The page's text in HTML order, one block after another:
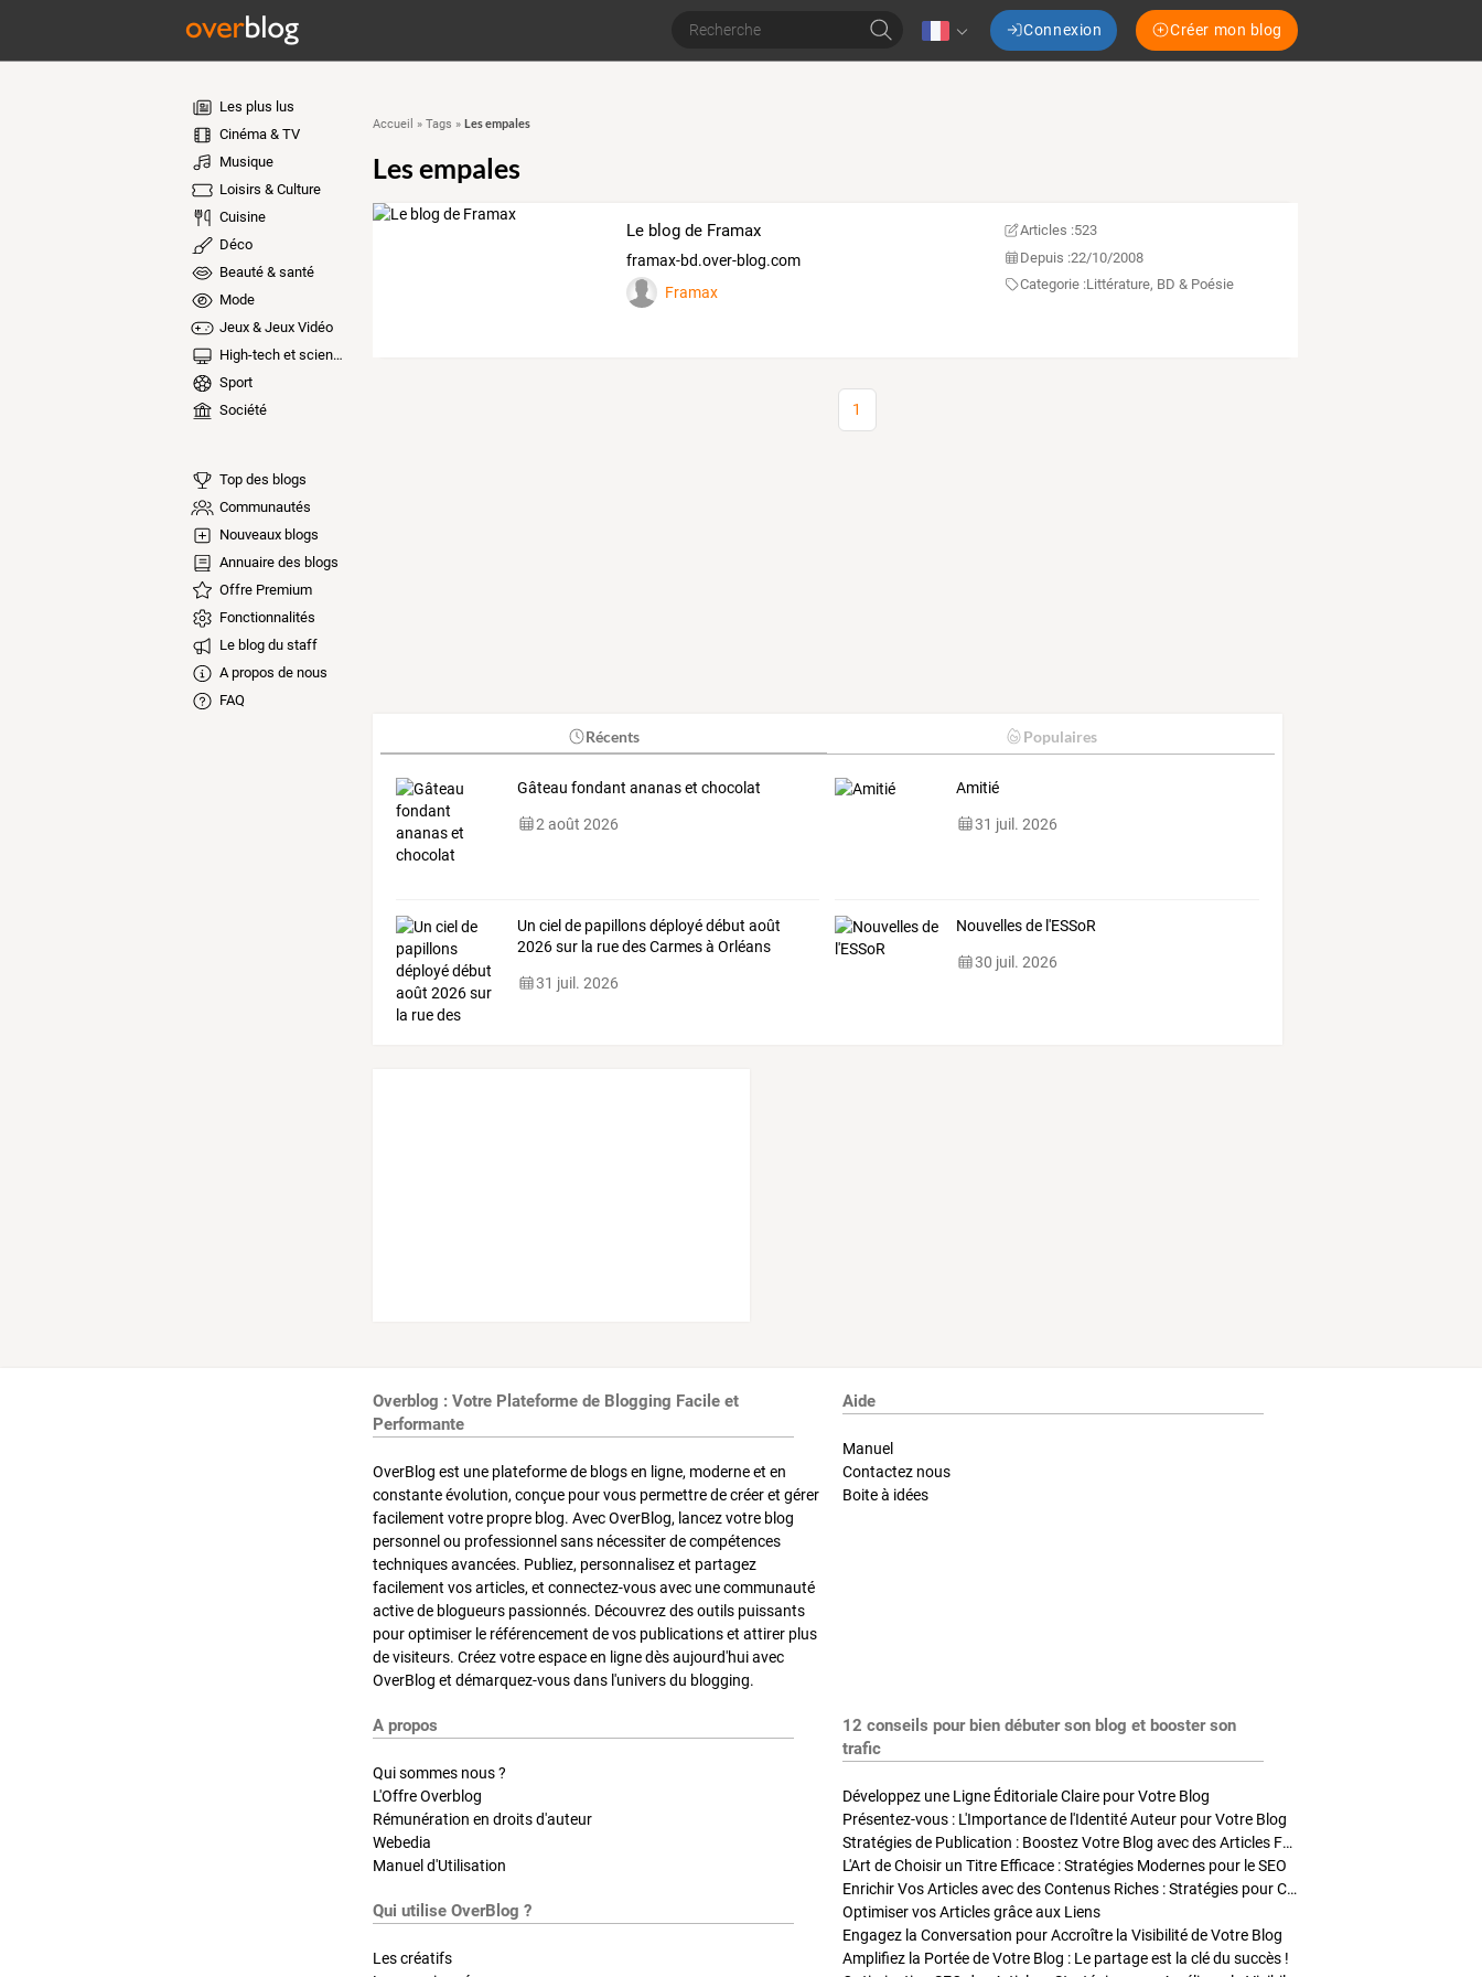
Connexion Créer mon blog
Les plus lus
Cinéma & TV
Musique
Loisirs & Culture
Cuisine
Déco
Beauté & santé
Mode
Jeux & Jeux Vidéo
High-tech et sciences
Sport
Société
Top des blogs
Communautés
Nouveaux blogs
Annuaire des blogs
Offre Premium
Fonctionnalités
Le blog du staff
A propos de nous
FAQ
Accueil » Tags » Les empales
Les empales
Le blog de Framax
framax-bd.over-blog.com
Framax
Articles :523
Depuis :22/10/2008
Categorie :Littérature, BD & Poésie
1
Récents Populaires
Gâteau fondant ananas et chocolat
2 août 2026
Amitié
31 juil. 2026
Un ciel de papillons déployé début août
2026 sur la rue des Carmes à Orléans
31 juil. 2026
Nouvelles de l'ESSoR
30 juil. 2026
Overblog : Votre Plateforme de Blogging Facile et
Performante
OverBlog est une plateforme de blogs en ligne, moderne et en
constante évolution, conçue pour vous permettre de créer et gérer
facilement votre propre blog. Avec OverBlog, lancez votre blog
personnel ou professionnel sans nécessiter de compétences
techniques avancées. Publiez, personnalisez et partagez
facilement vos articles, et connectez-vous avec une communauté
active de blogueurs passionnés. Découvrez des outils puissants
pour optimiser le référencement de vos publications et attirer plus
de visiteurs. Créez votre espace en ligne dès aujourd'hui avec
OverBlog et démarquez-vous dans l'univers du blogging.
Aide
Manuel
Contactez nous
Boite à idées
A propos
Qui sommes nous ?
L'Offre Overblog
Rémunération en droits d'auteur
Webedia
Manuel d'Utilisation
Qui utilise OverBlog ?
Les créatifs
12 conseils pour bien débuter son blog et booster son
trafic
Développez une Ligne Éditoriale Claire pour Votre Blog
Présentez-vous : L'Importance de l'Identité Auteur pour Votre Blog
Stratégies de Publication : Boostez Votre Blog avec des Articles Fréquents et Exclusifs
L'Art de Choisir un Titre Efficace : Stratégies Modernes pour le SEO
Enrichir Vos Articles avec des Contenus Riches : Stratégies pour Captiver et Optimiser
Optimiser vos Articles grâce aux Liens
Engagez la Conversation pour Accroître la Visibilité de Votre Blog
Amplifiez la Portée de Votre Blog : Le partage est la clé du succès !